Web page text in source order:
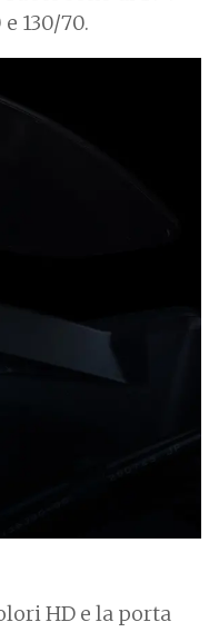
130/70.
HD e la porta